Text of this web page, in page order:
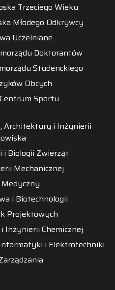
Trzeciego Wieku
Młodego Odkrywcy
Uczelniane
Doktorantów
Studenckiego
Obcych
Sportu
Architektury i Inżynierii
i Biologii Zwierząt
Mechanicznej
Medyczny
i Biotechnologii
Projektowych
Inżynierii Chemicznej
i Elektrotechniki